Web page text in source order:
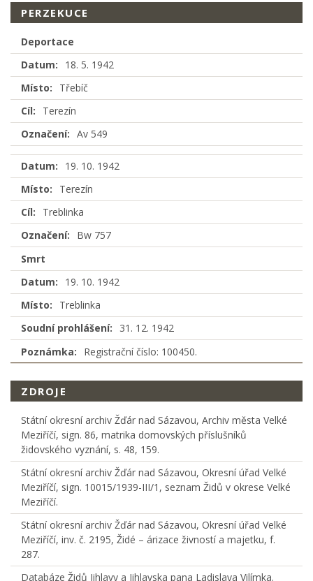
PERZEKUCE
Deportace
Datum:
18. 5. 1942
Místo:
Třebíč
Cíl:
Terezín
Označení: Av 549
Datum:
19. 10. 1942
Místo:
Terezín
Cíl:
Treblinka
Označení:
Bw 757
Smrt
Datum:
19. 10. 1942
Místo:
Treblinka
Soudní prohlášení:
31. 12. 1942
Poznámka:
Registrační číslo: 100450.
ZDROJE
Státní okresní archiv Žďár nad Sázavou, Archiv města Velké
Meziříčí, sign. 86, matrika domovských příslušníků
židovského vyznání, s. 48, 159.
Státní okresní archiv Žďár nad Sázavou, Okresní úřad Velké
Meziříčí, sign. 10015/1939-III/1, seznam Židů v okrese Velké
Meziříčí.
Státní okresní archiv Žďár nad Sázavou, Okresní úřad Velké
Meziříčí, inv. č. 2195, Židé – árizace živností a majetku, f.
287.
Databáze Židů Jihlavy a Jihlavska pana Ladislava Vilímka.